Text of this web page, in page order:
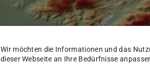
Wir möchten die Informationen und das
dieser Webseite an Ihre Bedürfnisse